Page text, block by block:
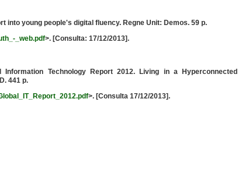
into young people's digital fluency. Regne Unit: Demos. 59 p.
_web.pdf>. [Consulta: 17/12/2013].
Information Technology Report 2012. Living in a Hyperconnected
441 p.
>. [Consulta 17/12/2013].